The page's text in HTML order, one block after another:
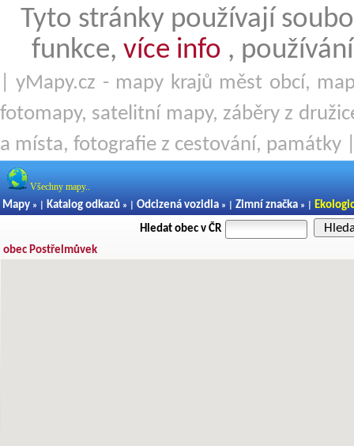
Tyto stránky používají
funkce, více info ,
| yMapy.cz - mapy krajů měst obcí,
fotomapy, satelitní mapy, záběry z
a místa, fotografie z cestování, památky
Všechny mapy..
Mapy » | Katalog odkazů » | Odcizená vozidla » | Zimní značka » |
Hledat obec v ČR
obec Postřelmůvek